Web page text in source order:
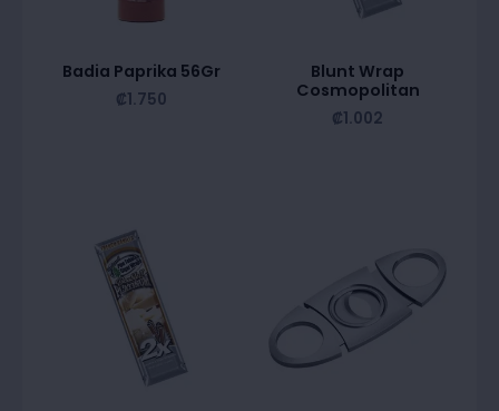
Badia Paprika 56Gr
₡1.750
Blunt Wrap
Cosmopolitan
₡1.002